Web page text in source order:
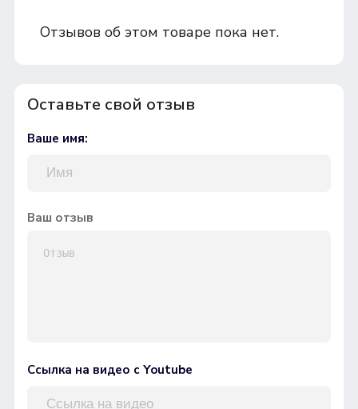
Отзывов об этом товаре пока нет.
Оставьте свой отзыв
Ваше имя:
Ваш отзыв
Ссылка на видео с Youtube